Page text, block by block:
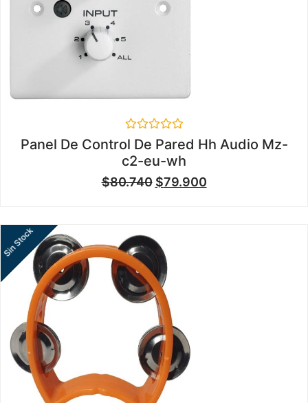
Valorado
en
0
de
5
Panel De Control De Pared Hh Audio Mz-
c2-eu-wh
$80.740 $79.900
Sin Stock